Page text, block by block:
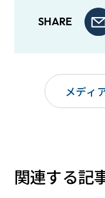
SHARE
メディ
関連する記